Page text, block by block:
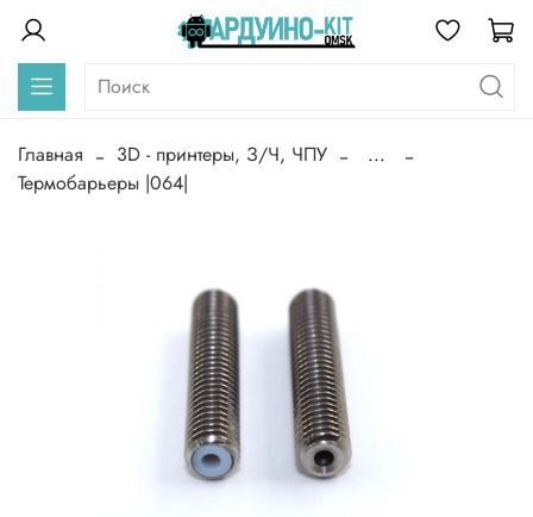
Главная 3D - принтеры, З/Ч, ЧПУ
...
Термобарьеры |064|